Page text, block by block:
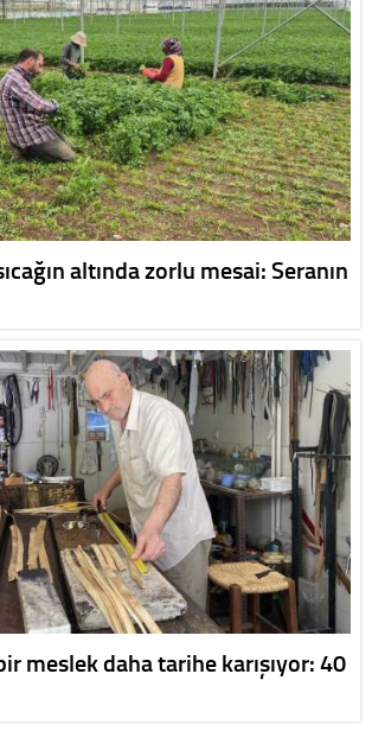
altında zorlu mesai: Seranın
meslek daha tarihe karışıyor: 40